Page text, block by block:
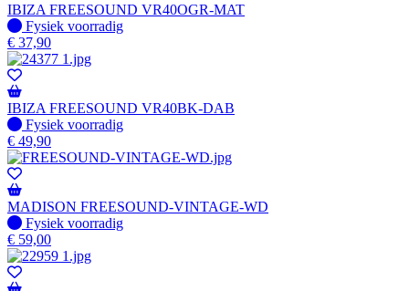
IBIZA FREESOUND VR40OGR-MAT
Fysiek voorradig
Fysiek voorradig
€ 37,90
IBIZA FREESOUND VR40BK-DAB
Fysiek voorradig
Fysiek voorradig
€ 49,90
MADISON FREESOUND-VINTAGE-WD
Fysiek voorradig
Fysiek voorradig
€ 59,00